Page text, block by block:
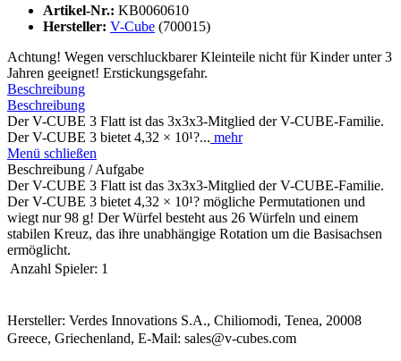
Artikel-Nr.: KB0060610
Hersteller: V-Cube (700015)
Achtung! Wegen verschluckbarer Kleinteile nicht für Kinder unter 3
Jahren geeignet! Erstickungsgefahr.
Beschreibung
Beschreibung
Der V-CUBE 3 Flatt ist das 3x3x3-Mitglied der V-CUBE-Familie.
Der V-CUBE 3 bietet 4,32 × 10¹?... mehr
Menü schließen
Beschreibung / Aufgabe
Der V-CUBE 3 Flatt ist das 3x3x3-Mitglied der V-CUBE-Familie.
Der V-CUBE 3 bietet 4,32 × 10¹? mögliche Permutationen und
wiegt nur 98 g! Der Würfel besteht aus 26 Würfeln und einem
stabilen Kreuz, das ihre unabhängige Rotation um die Basisachsen
ermöglicht.
Anzahl Spieler: 1
Hersteller: Verdes Innovations S.A., Chiliomodi, Tenea, 20008
Greece, Griechenland, E-Mail: sales@v-cubes.com